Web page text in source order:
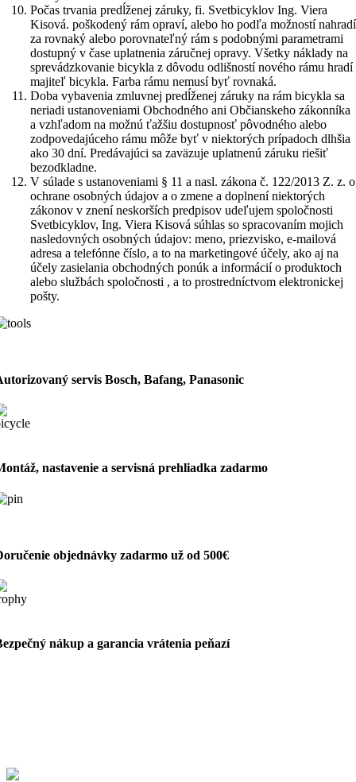
Počas trvania predĺženej záruky, fi. Svetbicyklov Ing. Viera
Kisová. poškodený rám opraví, alebo ho podľa možností nahradí
za rovnaký alebo porovnateľný rám s podobnými parametrami
dostupný v čase uplatnenia záručnej opravy. Všetky náklady na
sprevádzkovanie bicykla z dôvodu odlišností nového rámu hradí
majiteľ bicykla. Farba rámu nemusí byť rovnaká.
Doba vybavenia zmluvnej predĺženej záruky na rám bicykla sa
neriadi ustanoveniami Obchodného ani Občianskeho zákonníka
a vzhľadom na možnú ťažšiu dostupnosť pôvodného alebo
zodpovedajúceho rámu môže byť v niektorých prípadoch dlhšia
ako 30 dní. Predávajúci sa zaväzuje uplatnenú záruku riešiť
bezodkladne.
V súlade s ustanoveniami § 11 a nasl. zákona č. 122/2013 Z. z. o
ochrane osobných údajov a o zmene a doplnení niektorých
zákonov v znení neskorších predpisov udeľujem spoločnosti
Svetbicyklov, Ing. Viera Kisová súhlas so spracovaním mojich
nasledovných osobných údajov: meno, priezvisko, e-mailová
adresa a telefónne číslo, a to na marketingové účely, ako aj na
účely zasielania obchodných ponúk a informácií o produktoch
alebo službách spoločnosti , a to prostredníctvom elektronickej
pošty.
servis Bosch, Bafang, Panasonic
nastavenie a servisná prehliadka zadarmo
objednávky zadarmo už od 500€
nákup a garancia vrátenia peňazí